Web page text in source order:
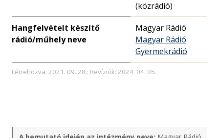
(közrádió)
Hangfelvételt készítő
rádió/műhely neve
Magyar Rádió
Magyar Rádió
Gyermekrádió
Létrehozva: 2021. 09. 28.; Revíziók: 2024. 04. 05.